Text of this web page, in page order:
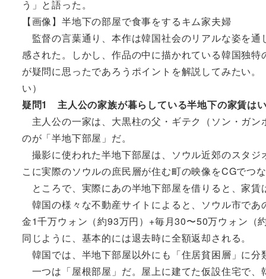
う」と語った。
【画像】半地下の部屋で食事をするキム家夫婦
監督の言葉通り、本作は韓国社会のリアルな姿を
感された。しかし、作品の中に描かれている韓国独
が疑問に思ったであろうポイントを解説してみたい
い）
疑問1 主人公の家族が暮らしている半地下の家賃は
主人公の一家は、大黒柱の父・ギテク（ソン・ガ
のが「半地下部屋」だ。
撮影に使われた半地下部屋は、ソウル近郊のスタ
こに実際のソウルの庶民層が住む町の映像をCGでつ
ところで、実際にあの半地下部屋を借りると、家
韓国の様々な不動産サイトによると、ソウル市で
金1千万ウォン（約93万円）+毎月30〜50万ウォン（
同じように、基本的には退去時に全額返却される。
韓国では、半地下部屋以外にも「住居貧困層」に分
一つは「屋根部屋」だ。屋上に建てた仮設住宅で